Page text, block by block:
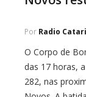
Por Radio
O Corpo de
das 17 horas,
282, nas